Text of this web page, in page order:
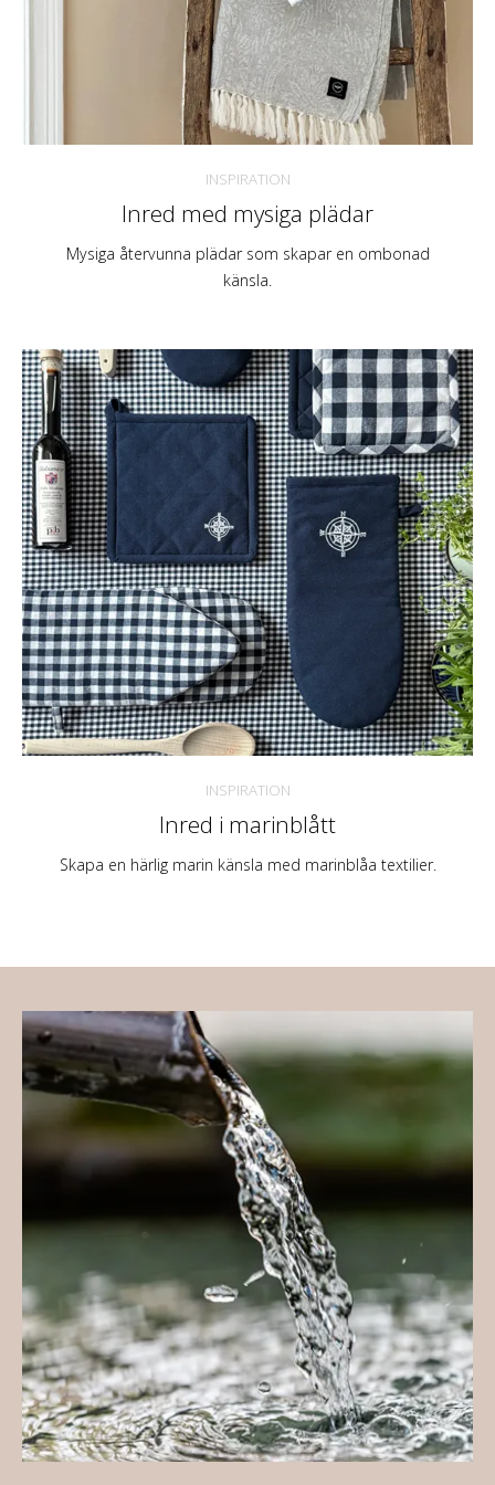
INSPIRATION
Inred med mysiga plädar
Mysiga återvunna plädar som skapar en ombonad
känsla.
INSPIRATION
Inred i marinblått
Skapa en härlig marin känsla med marinblåa textilier.